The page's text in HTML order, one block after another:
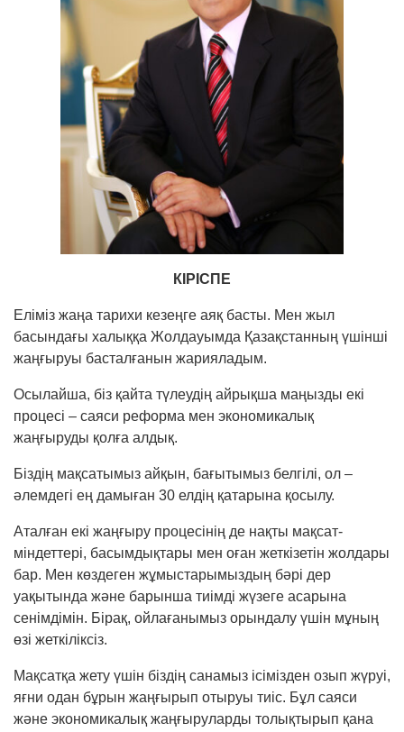
КІРІСПЕ
Еліміз жаңа тарихи кезеңге аяқ басты. Мен жыл
басындағы халыққа Жолдауымда Қазақстанның үшінші
жаңғыруы басталғанын жарияладым.
Осылайша, біз қайта түлеудің айрықша маңыз­ды екі
процесі – саяси реформа мен эко­номи­калық
жаңғыруды қолға алдық.
Біздің мақсатымыз айқын, бағытымыз белгілі, ол –
әлемдегі ең дамыған 30 елдің қатарына қосылу.
Аталған екі жаңғыру процесінің де нақты мақ­сат-
міндеттері, басымдықтары мен оған жет­кізетін жолдары
бар. Мен көздеген жұмыс­тары­мыздың бәрі дер
уақытында және барынша тиімді жүзеге асарына
сенімдімін. Бірақ, ойлағанымыз орындалу үшін мұның
өзі жеткіліксіз.
Мақсатқа жету үшін біздің санамыз ісімізден озып жүруі,
яғни одан бұрын жаңғырып оты­руы тиіс. Бұл саяси
және экономикалық жаң­ғыру­ларды толықтырып қана